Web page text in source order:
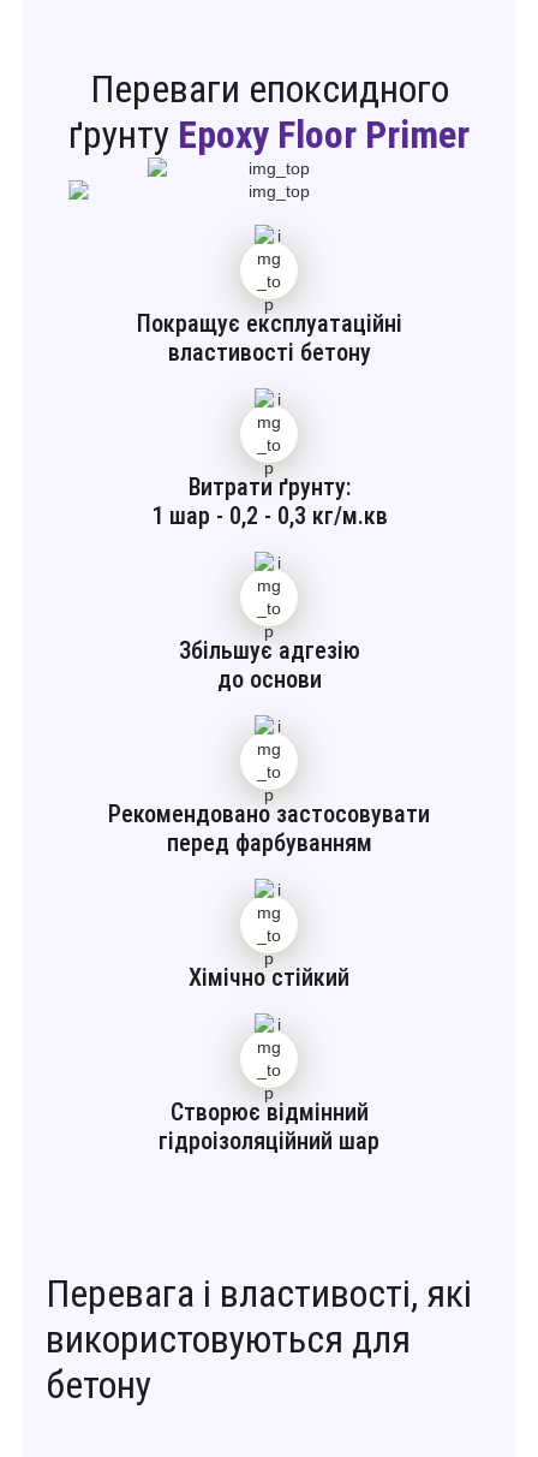
Переваги епоксидного
ґрунту Epoxy Floor Primer
Покращує експлуатаційні
властивості бетону
Витрати ґрунту:
1 шар - 0,2 - 0,3 кг/м.кв
Збільшує адгезію
до основи
Рекомендовано застосовувати
перед фарбуванням
Хімічно стійкий
Створює відмінний
гідроізоляційний шар
Перевага і властивості, які
використовуються для
бетону